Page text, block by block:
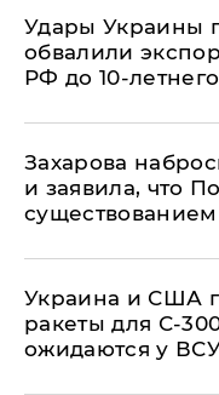
Удары Украины
обвалили
РФ до 10-
​Захарова
и заявила, что
Украина и США
ракеты для С-
ожидаются у